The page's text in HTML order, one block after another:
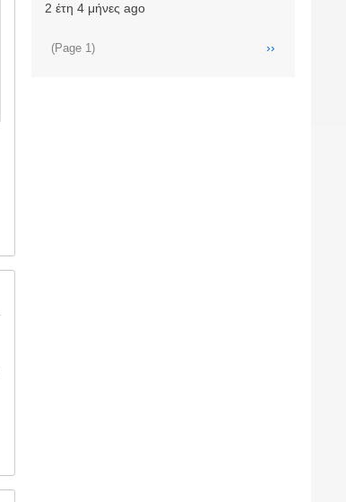
2 έτη 4 μήνες ago
Σελιδοποίηση
(Page 1)
Next
››